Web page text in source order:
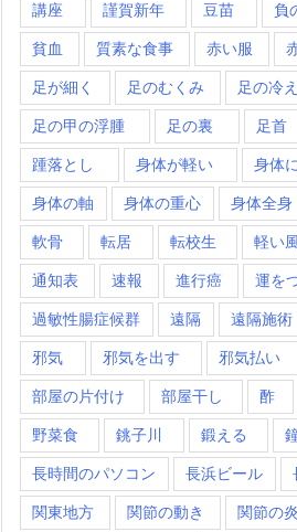
講座 謹賀新年 豆苗 負
貧血 質素な食事 赤い服
足が細く 足のむくみ 足の冷え
足の甲の浮腫 足の裏 足首
踵落とし 身体が軽い 身体
身体の軸 身体の重心 身体全身
軟骨 転居 転校生 軽い
通知表 速報 進行癌 運を
過敏性腸症候群 遠隔 遠隔施術
邪気 邪気を出す 邪気払い
部屋の片付け 部屋干し 酢
野菜食 銚子川 鍛える
長時間のパソコン 長浜ビール
関東地方 関節の動き 関節の